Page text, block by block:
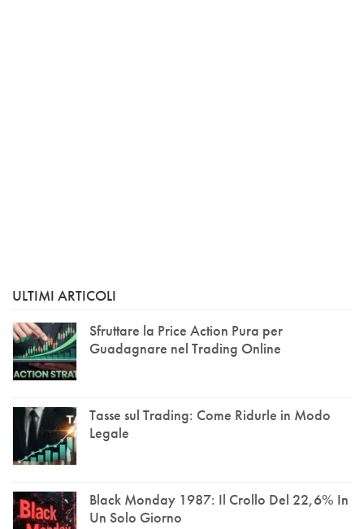
ULTIMI ARTICOLI
Sfruttare la Price Action Pura per
Guadagnare nel Trading Online
Tasse sul Trading: Come Ridurle in Modo
Legale
Black Monday 1987: Il Crollo Del 22,6% In
Un Solo Giorno